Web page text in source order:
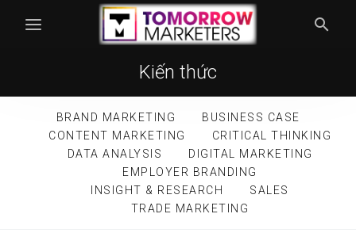
Kiến thức
BRAND MARKETING
BUSINESS CASE
CONTENT MARKETING
CRITICAL THINKING
DATA ANALYSIS
DIGITAL MARKETING
EMPLOYER BRANDING
INSIGHT & RESEARCH
SALES
TRADE MARKETING